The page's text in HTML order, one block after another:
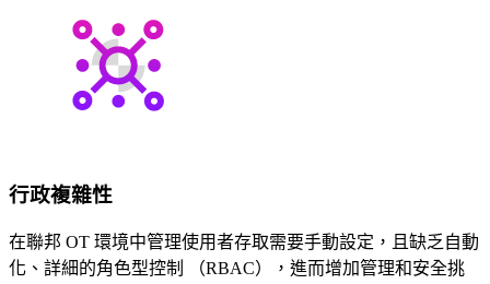
行政複雜性
在聯邦 OT 環境中管理使用者存取需要手動設定，且缺乏自動
化、詳細的角色型控制 （RBAC），進而增加管理和安全挑